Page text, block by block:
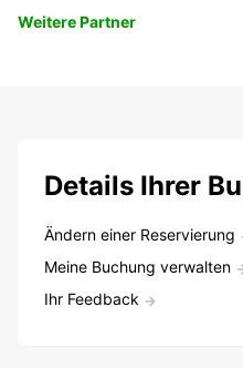
Weitere Partner
Details Ihrer
Ändern einer Reservierung
Meine Buchung verwalten
Ihr Feedback